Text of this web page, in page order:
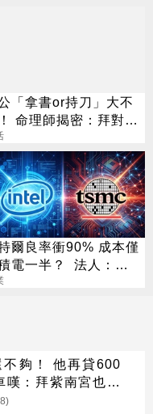
「拿書or持刀」大不
命理師揭密：拜對大
、拜錯恐虧本
爾良率衝90% 成本僅
電一半？ 法人：「3
」機會來了
不夠！ 他再貸600
：拜紫南宮也沒